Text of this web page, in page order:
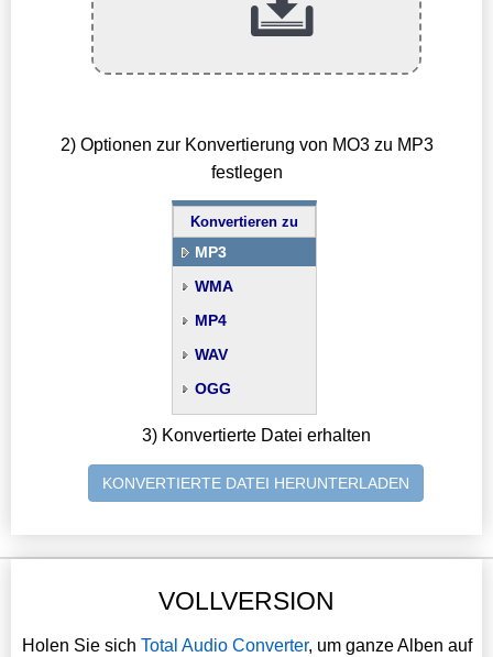
2) Optionen zur Konvertierung von MO3 zu MP3
festlegen
Konvertieren zu
MP3
WMA
MP4
WAV
OGG
3) Konvertierte Datei erhalten
KONVERTIERTE DATEI HERUNTERLADEN
VOLLVERSION
Holen Sie sich Total Audio Converter, um ganze Alben auf